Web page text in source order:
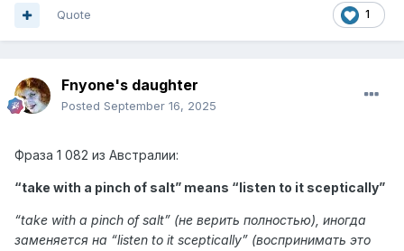
1
Quote
Fnyone's daughter
Posted September 16, 2025
Фраза 1 082 из Австралии:
“take with a pinch of salt” means “listen to it sceptically”
“take with a pinch of salt” (не верить полностью), иногда
заменяется на “listen to it sceptically” (воспринимать это